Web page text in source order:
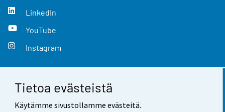
Tietoa evästeistä
Käytämme sivustollamme evästeitä.
LinkedIn
YouTube
Instagram
Yhteystiedot